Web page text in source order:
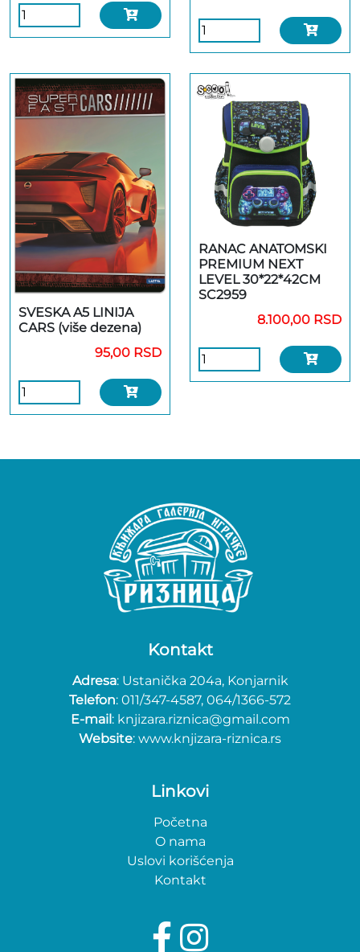
SVESKA A5 LINIJA
CARS (više dezena)
95,00 RSD
RANAC ANATOMSKI
PREMIUM NEXT
LEVEL 30*22*42CM
SC2959
8.100,00 RSD
Kontakt
Adresa: Ustanička 204a, Konjarnik
Telefon: 011/347-4587, 064/1366-572
E-mail: knjizara.riznica@gmail.com
Website: www.knjizara-riznica.rs
Linkovi
Početna
O nama
Uslovi korišćenja
Kontakt